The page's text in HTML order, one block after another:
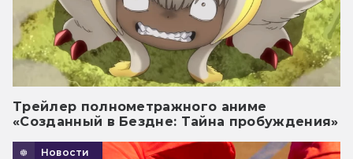
Трейлер полнометражного аниме
«Созданный в Бездне: Тайна пробуждения»
Новости